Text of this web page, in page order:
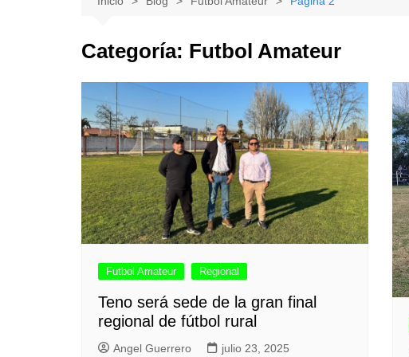
Tenis
Gimnasia
Licantén
Romeral
Sagrada Familia
Teno
Vichuquén
Categoría: Futbol Amateur
Futbol Amateur Regional
Teno será sede de la gran final
regional de fútbol rural
Angel Guerrero julio 23, 2025